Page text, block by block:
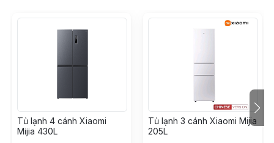
Tủ lạnh 4 cánh Xiaomi
Mijia 430L
Tủ lạnh 3 cánh Xiaomi Mijia
205L